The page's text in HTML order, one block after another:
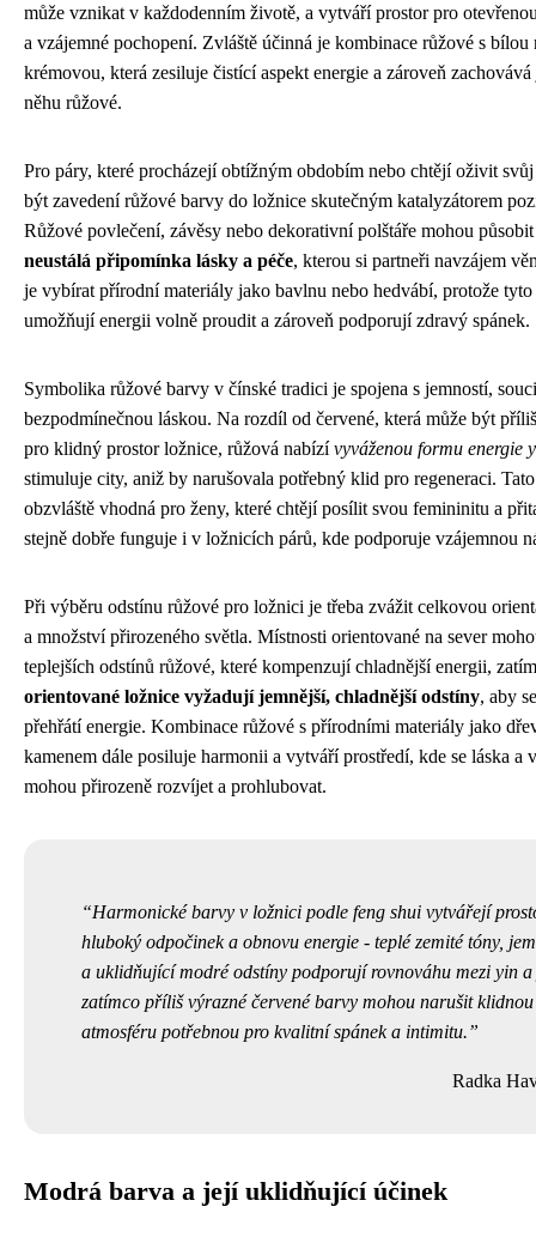
může vznikat v každodenním životě, a vytváří prostor pro
a vzájemné pochopení. Zvláště účinná je kombinace růžové s bílou
krémovou, která zesiluje čistící aspekt energie a zároveň zachovává
něhu růžové.
Pro páry, které procházejí obtížným obdobím nebo chtějí oživit
být zavedení růžové barvy do ložnice skutečným katalyzátorem
Růžové povlečení, závěsy nebo dekorativní polštáře mohou
neustálá připomínka lásky a péče, kterou si partneři navzájem
je vybírat přírodní materiály jako bavlnu nebo hedvábí, protože
umožňují energii volně proudit a zároveň podporují zdravý spánek.
Symbolika růžové barvy v čínské tradici je spojena s jemností,
bezpodmínečnou láskou. Na rozdíl od červené, která může být
pro klidný prostor ložnice, růžová nabízívyváženou formu energie
stimuluje city, aniž by narušovala potřebný klid pro regeneraci.
obzvláště vhodná pro ženy, které chtějí posílit svou femininitu a
stejně dobře funguje i v ložnicích párů, kde podporuje vzájemnou
Při výběru odstínu růžové pro ložnici je třeba zvážit celkovou
a množství přirozeného světla. Místnosti orientované na sever
teplejších odstínů růžové, které kompenzují chladnější energii,
orientované ložnice vyžadují jemnější, chladnější odstíny, aby
přehřátí energie. Kombinace růžové s přírodními materiály jako
kamenem dále posiluje harmonii a vytváří prostředí, kde se láska a
mohou přirozeně rozvíjet a prohlubovat.
Harmonické barvy v ložnici podle feng shui vytvářejí
hluboký odpočinek a obnovu energie - teplé zemité tóny,
a uklidňující modré odstíny podporují rovnováhu mezi yin a
zatímco příliš výrazné červené barvy mohou narušit klidnou
atmosféru potřebnou pro kvalitní spánek a intimitu.
Radka
Modrá barva a její uklidňující účinek